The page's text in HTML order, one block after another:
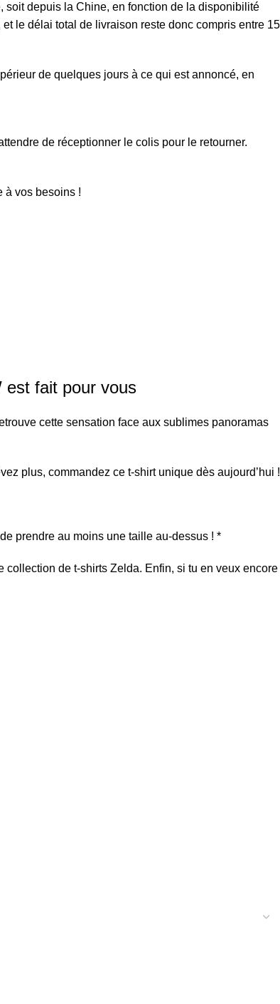
soit depuis la Chine, en fonction de la disponibilité
le délai total de livraison reste donc compris entre 15
de quelques jours à ce qui est annoncé, en
de réceptionner le colis pour le retourner.
à vos besoins !
est fait pour vous
cette sensation face aux sublimes panoramas
plus, commandez ce t-shirt unique dès aujourd’hui !
prendre au moins une taille au-dessus ! *
collection de t-shirts Zelda. Enfin, si tu en veux encore